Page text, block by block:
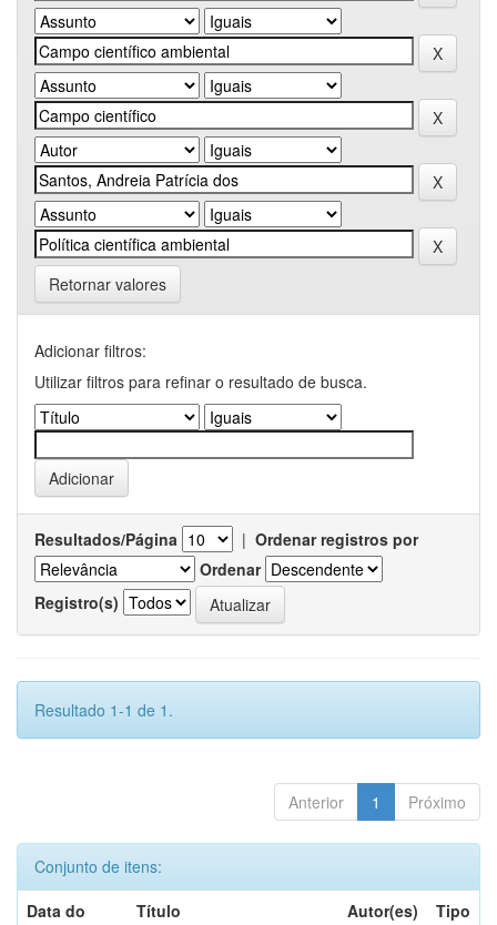
Retornar valores
Adicionar filtros:
Utilizar filtros para refinar o resultado de busca.
Resultados/Página | Ordenar registros por
Ordenar
Registro(s)
Resultado 1-1 de 1.
Anterior 1 Próximo
Conjunto de itens:
Data do
Título Autor(es) Tipo